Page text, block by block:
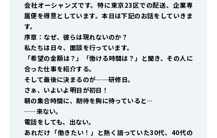
会社オーシャンズです。特に東京23区での配送、企業専
属便を得意としています。本日は下記のお話をしていきま
す。
序章：なぜ、彼らは現れないのか？
私たちは日々、面談を行っています。
「希望の金額は？」「働ける時間は？」と聞き、その人に
合った仕事を紹介する。
そして最後に決まるのが──研修日。
さぁ、いよいよ明日が初日！
朝の集合時間に、期待を胸に待っていると…
……来ない。
電話をしても、出ない。
あれだけ「働きたい！」と熱く語っていた30代、40代の